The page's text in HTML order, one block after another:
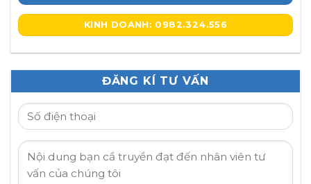
KINH DOANH: 0982.324.556
ĐĂNG KÍ TƯ VẤN